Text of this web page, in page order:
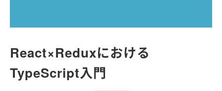
React×Reduxにおける
TypeScript入門